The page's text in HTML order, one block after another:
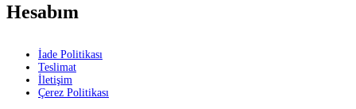
Hesabım
İade Politikası
Teslimat
İletişim
Çerez Politikası